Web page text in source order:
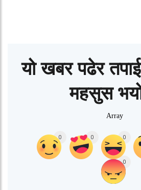
यो खबर पढेर
महसुस
Array
0 0 0
0